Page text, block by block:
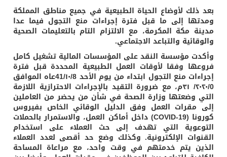
بعد ذلك لأوضاع الحياة الطبيعية في جميع مناطق المملكة
ومدتها إلى ما قبل فترة إجراءات منع التجول فيما عدا
مدينة مكة المكرمة، مع الالتزام التام بالتعليمات الصحية
والوقائية والتباعد الاجتماعي.
وأكدت مؤسسة النقد على المؤسسات المالية تشغيل كامل
فروعها وفقا لأوقات العمل الطبيعية المحددة قبل فترة
إجراءات منع التجول ابتداء من يوم الأحد 41/۱۰/8عاه الموافق
۲۰۲۰/0/ ۳۱م، مع ضرورة التقيد بالإجراءات الاحترازية اللازمة
التي وضعتها وزارة الصحة في شأن من يحضر من العاملين
إلى مقرات العمل وفق الدليل الوقائي الخاص بفيروس
كورونا (19-COVID) داخل أماكن العمل، والاستمرار بالحملات
التوعوية التي تهدف إلى حث العملاء على استخدام
القنوات الإلكترونية. وكذلك وضع حد أقصى لعدد العملاء
الذين يتم خدمتهم في وقت واحد، مع مراعاة المساحة